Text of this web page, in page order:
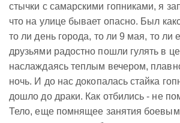
стычки с самарскими гопниками, я
что на улице бывает опасно. Был
то ли день города, то ли 9 мая, то ли
друзьями радостно пошли гулять в
наслаждаясь теплым вечером,
ночь. И до нас докопалась стайка
дошло до драки. Как отбились - не
Тело, еще помнящее занятия